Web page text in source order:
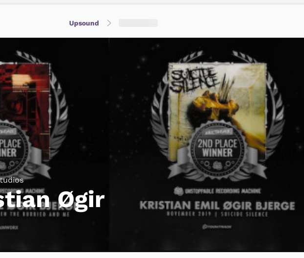
Upsound
Øgir